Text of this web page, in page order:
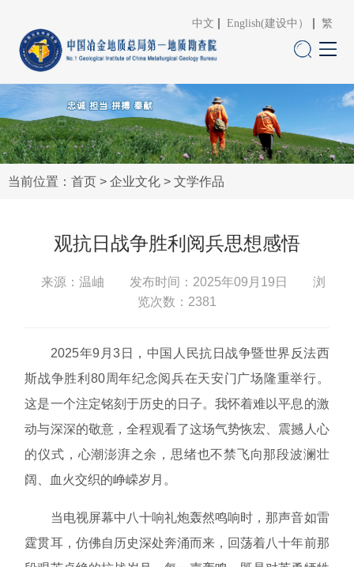
中文 English(建设中） 繁
当前位置： 首页 > 企业文化 > 文学作品
观抗日战争胜利阅兵思想感悟
来源：温岫 发布时间：2025年09月19日 浏
览次数： 2381
2025年9月3日，中国人民抗日战争暨世界反法西
斯战争胜利80周年纪念阅兵在天安门广场隆重举行。
这是一个注定铭刻于历史的日子。我怀着难以平息的激
动与深深的敬意，全程观看了这场气势恢宏、震撼人心
的仪式，心潮澎湃之余，思绪也不禁飞向那段波澜壮
阔、血火交织的峥嵘岁月。
当电视屏幕中八十响礼炮轰然鸣响时，那声音如雷
霆贯耳，仿佛自历史深处奔涌而来，回荡着八十年前那